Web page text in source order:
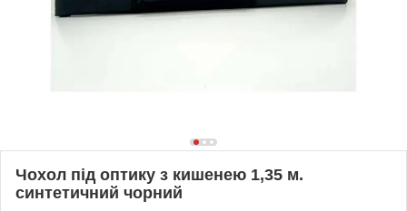
Чохол під оптику з кишенею 1,35 м.
синтетичний чорний